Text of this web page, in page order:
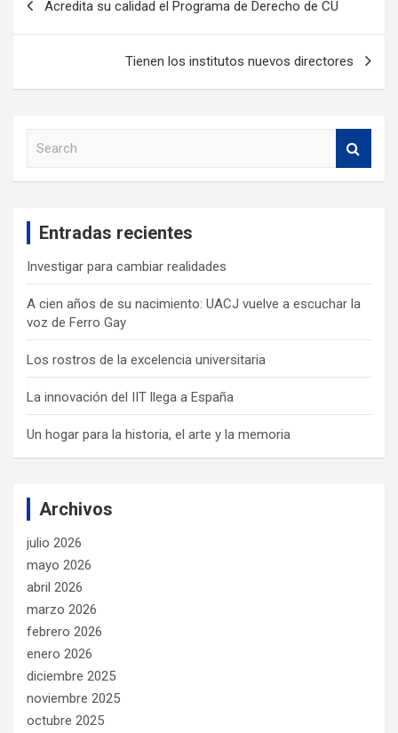
Acredita su calidad el Programa de Derecho de CU
Tienen los institutos nuevos directores
Entradas recientes
Investigar para cambiar realidades
A cien años de su nacimiento: UACJ vuelve a escuchar la
voz de Ferro Gay
Los rostros de la excelencia universitaria
La innovación del IIT llega a España
Un hogar para la historia, el arte y la memoria
Archivos
julio 2026
mayo 2026
abril 2026
marzo 2026
febrero 2026
enero 2026
diciembre 2025
noviembre 2025
octubre 2025